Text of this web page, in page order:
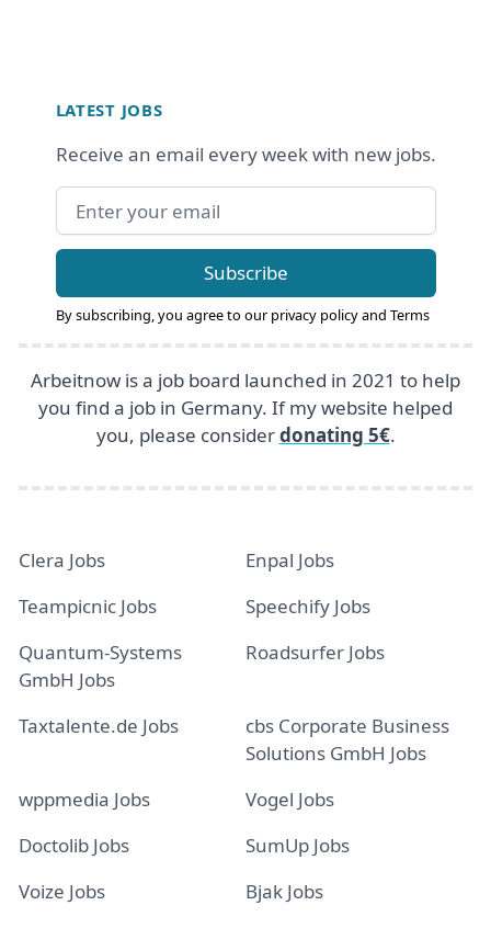
LATEST JOBS
Receive an email every week with new jobs.
Email address
Subscribe
By subscribing, you agree to our privacy policyand Terms
Arbeitnow is a job board launched in 2021 to help
you find a job in Germany. If my website helped
you, please considerdonating 5€.
Clera Jobs
Enpal Jobs
Teampicnic Jobs
Speechify Jobs
Quantum-Systems
GmbH Jobs
Roadsurfer Jobs
Taxtalente.de Jobs
cbs Corporate Business
Solutions GmbH Jobs
wppmedia Jobs
Vogel Jobs
Doctolib Jobs
SumUp Jobs
Voize Jobs
Bjak Jobs